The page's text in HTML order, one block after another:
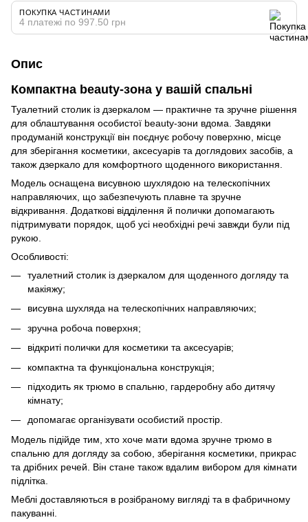
ПОКУПКА ЧАСТИНАМИ
4 платежі по 997.50 грн
Опис
Компактна beauty-зона у вашій спальні
Туалетний столик із дзеркалом — практичне та зручне рішення
для облаштування особистої beauty-зони вдома. Завдяки
продуманій конструкції він поєднує робочу поверхню, місце
для зберігання косметики, аксесуарів та доглядових засобів, а
також дзеркало для комфортного щоденного використання.
Модель оснащена висувною шухлядою на телескопічних
направляючих, що забезпечують плавне та зручне
відкривання. Додаткові відділення й полички допомагають
підтримувати порядок, щоб усі необхідні речі завжди були під
рукою.
Особливості:
туалетний столик із дзеркалом для щоденного догляду та
макіяжу;
висувна шухляда на телескопічних направляючих;
зручна робоча поверхня;
відкриті полички для косметики та аксесуарів;
компактна та функціональна конструкція;
підходить як трюмо в спальню, гардеробну або дитячу
кімнату;
допомагає організувати особистий простір.
Модель підійде тим, хто хоче мати вдома зручне трюмо в
спальню для догляду за собою, зберігання косметики, прикрас
та дрібних речей. Він стане також вдалим вибором для кімнати
підлітка.
Меблі доставляються в розібраному вигляді та в фабричному
пакуванні.